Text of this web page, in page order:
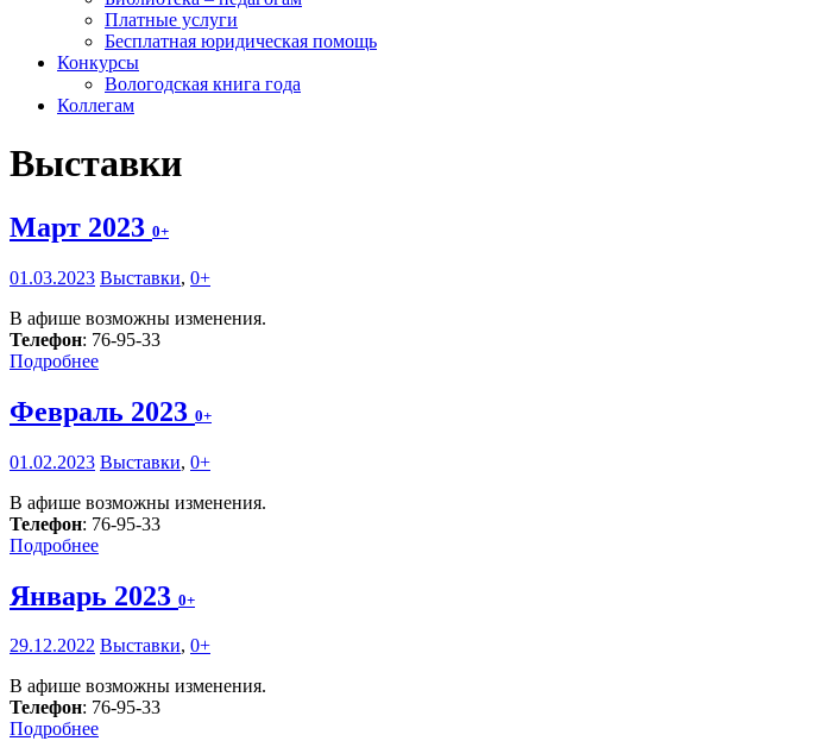
Платные услуги
Бесплатная юридическая помощь
Конкурсы
Вологодская книга года
Коллегам
Выставки
Март 2023 0+
01.03.2023 Выставки, 0+
В афише возможны изменения.
Телефон: 76-95-33
Подробнее
Февраль 2023 0+
01.02.2023 Выставки, 0+
В афише возможны изменения.
Телефон: 76-95-33
Подробнее
Январь 2023 0+
29.12.2022 Выставки, 0+
В афише возможны изменения.
Телефон: 76-95-33
Подробнее